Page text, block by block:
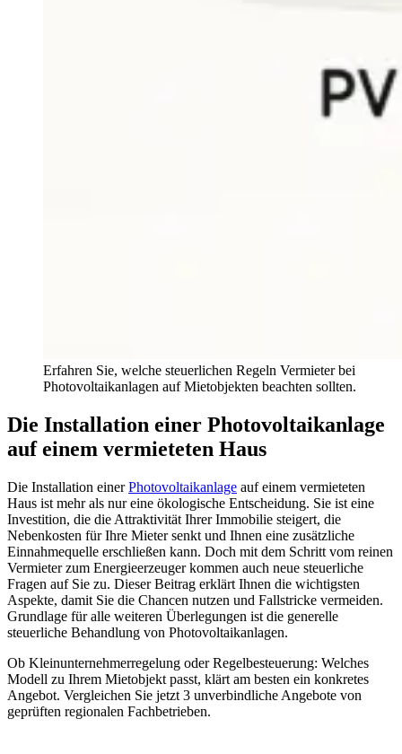
Erfahren Sie, welche steuerlichen Regeln Vermieter bei
Photovoltaikanlagen auf Mietobjekten beachten sollten.
Die Installation einer Photovoltaikanlage
auf einem vermieteten Haus
Die Installation einerPhotovoltaikanlage auf einem vermieteten
Haus ist mehr als nur eine ökologische Entscheidung. Sie ist eine
Investition, die die Attraktivität Ihrer Immobilie steigert, die
Nebenkosten für Ihre Mieter senkt und Ihnen eine zusätzliche
Einnahmequelle erschließen kann. Doch mit dem Schritt vom reinen
Vermieter zum Energieerzeuger kommen auch neue steuerliche
Fragen auf Sie zu. Dieser Beitrag erklärt Ihnen die wichtigsten
Aspekte, damit Sie die Chancen nutzen und Fallstricke vermeiden.
Grundlage für alle weiteren Überlegungen ist die generelle
steuerliche Behandlung von Photovoltaikanlagen.
Ob Kleinunternehmerregelung oder Regelbesteuerung: Welches
Modell zu Ihrem Mietobjekt passt, klärt am besten ein konkretes
Angebot. Vergleichen Sie jetzt 3 unverbindliche Angebote von
geprüften regionalen Fachbetrieben.